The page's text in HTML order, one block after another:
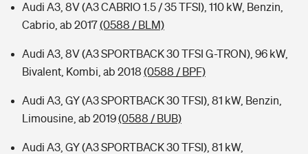
Audi A3, 8V (A3 CABRIO 1.5 / 35 TFSI), 110 kW, Benzin,
Cabrio, ab 2017(0588 / BLM)
Audi A3, 8V (A3 SPORTBACK 30 TFSI G-TRON), 96 kW,
Bivalent, Kombi, ab 2018 (0588 / BPF)
Audi A3, GY (A3 SPORTBACK 30 TFSI), 81 kW, Benzin,
Limousine, ab 2019(0588 / BUB)
Audi A3, GY (A3 SPORTBACK 30 TFSI), 81 kW,